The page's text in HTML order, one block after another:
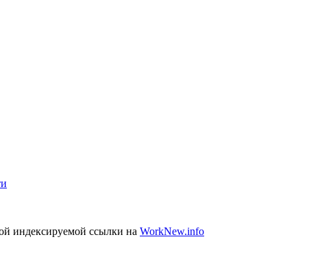
индексируемой ссылки на WorkNew.info